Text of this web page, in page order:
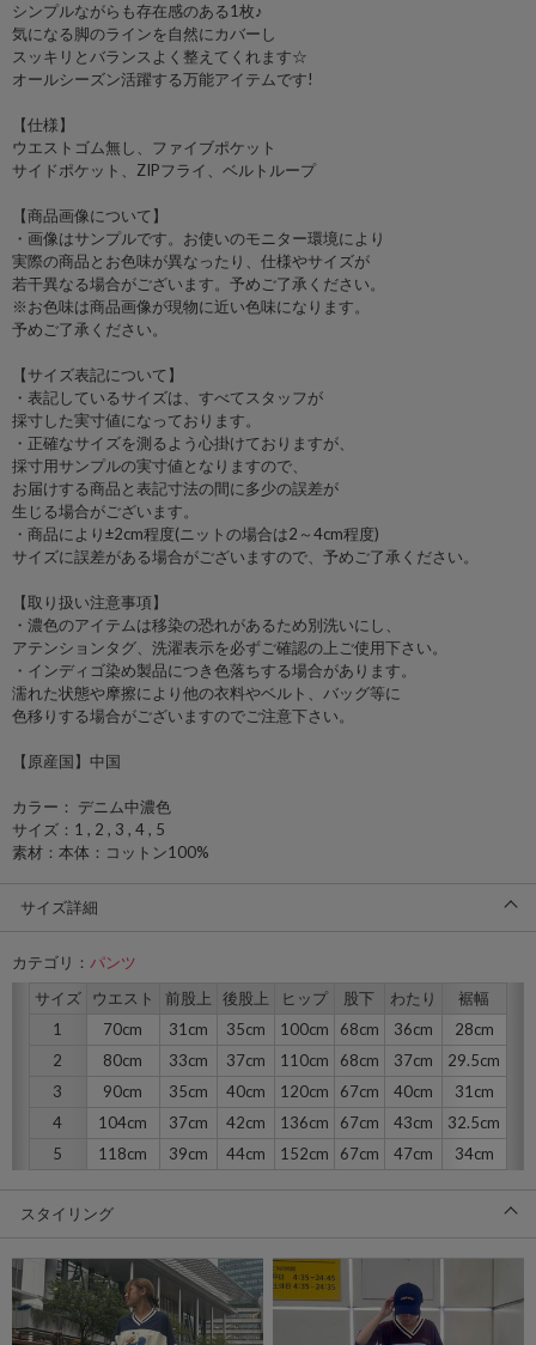
シンプルながらも存在感のある1枚♪
気になる脚のラインを自然にカバーし
スッキリとバランスよく整えてくれます☆
オールシーズン活躍する万能アイテムです!
【仕様】
ウエストゴム無し、ファイブポケット
サイドポケット、ZIPフライ、ベルトループ
【商品画像について】
・画像はサンプルです。お使いのモニター環境により
実際の商品とお色味が異なったり、仕様やサイズが
若干異なる場合がございます。予めご了承ください。
※お色味は商品画像が現物に近い色味になります。
予めご了承ください。
【サイズ表記について】
・表記しているサイズは、すべてスタッフが
採寸した実寸値になっております。
・正確なサイズを測るよう心掛けておりますが、
採寸用サンプルの実寸値となりますので、
お届けする商品と表記寸法の間に多少の誤差が
生じる場合がございます。
・商品により±2cm程度(ニットの場合は2～4cm程度)
サイズに誤差がある場合がございますので、予めご了承ください。
【取り扱い注意事項】
・濃色のアイテムは移染の恐れがあるため別洗いにし、
アテンションタグ、洗濯表示を必ずご確認の上ご使用下さい。
・インディゴ染め製品につき色落ちする場合があります。
濡れた状態や摩擦により他の衣料やベルト、バッグ等に
色移りする場合がございますのでご注意下さい。
【原産国】中国
カラー： デニム中濃色
サイズ：1 , 2 , 3 , 4 , 5
素材：本体：コットン100%
サイズ詳細
カテゴリ： パンツ
サイズ
ウエスト 前股上 後股上 ヒップ 股下 わたり
裾幅
1
70cm 31cm 35cm 100cm 68cm 36cm
28cm
2
80cm 33cm 37cm 110cm 68cm 37cm
29.5cm
3
90cm 35cm 40cm 120cm 67cm 40cm
31cm
4
104cm 37cm 42cm 136cm 67cm 43cm
32.5cm
5
118cm 39cm 44cm 152cm 67cm 47cm 34cm
スタイリング